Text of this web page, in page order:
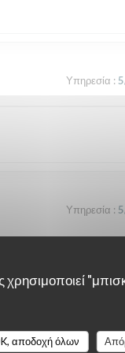
αποδοχή όλων
Υπηρεσία : 5
Υπηρεσία : 5
Υπηρεσία:5